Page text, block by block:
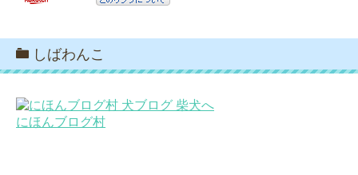
しばわんこ
にほんブログ村